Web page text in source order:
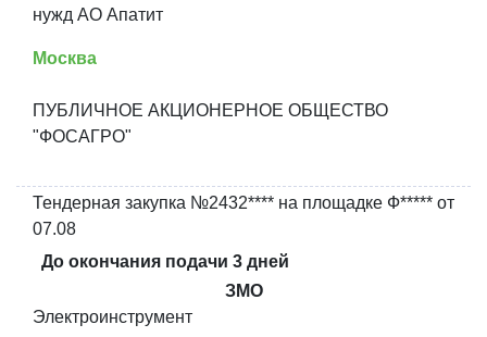
нужд АО Апатит
Москва
ПУБЛИЧНОЕ АКЦИОНЕРНОЕ ОБЩЕСТВО
"ФОСАГРО"
Тендерная закупка №2432**** на площадке Ф***** от
07.08
До окончания подачи 3 дней
ЗМО
Электроинструмент